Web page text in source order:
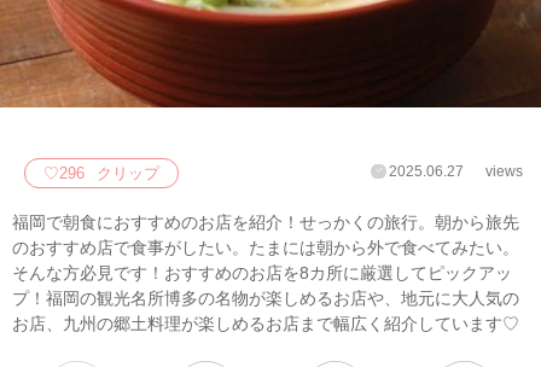
♡296 クリップ 2025.06.27 views
福岡で朝食におすすめのお店を紹介！せっかくの旅行。朝から旅先
のおすすめ店で食事がしたい。たまには朝から外で食べてみたい。
そんな方必見です！おすすめのお店を8カ所に厳選してピックアッ
プ！福岡の観光名所博多の名物が楽しめるお店や、地元に大人気の
お店、九州の郷土料理が楽しめるお店まで幅広く紹介しています♡